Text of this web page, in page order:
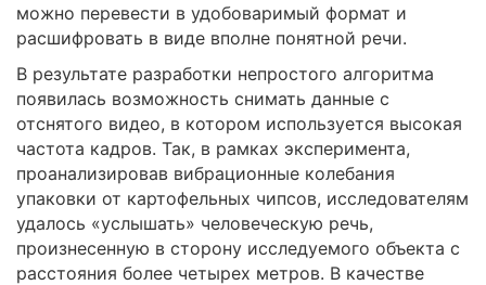
можно перевести в удобоваримый формат и
расшифровать в виде вполне понятной речи.
В результате разработки непростого алгоритма
появилась возможность снимать данные с
отснятого видео, в котором используется высокая
частота кадров. Так, в рамках эксперимента,
проанализировав вибрационные колебания
упаковки от картофельных чипсов, исследователям
удалось «услышать» человеческую речь,
произнесенную в сторону исследуемого объекта с
расстояния более четырех метров. В качестве